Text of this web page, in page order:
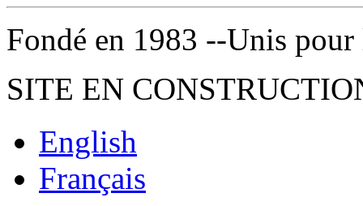
Fondé en 1983 --Unis
SITE EN
English
Français